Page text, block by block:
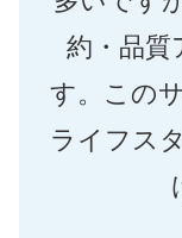
約・品質
す。この
ライフス